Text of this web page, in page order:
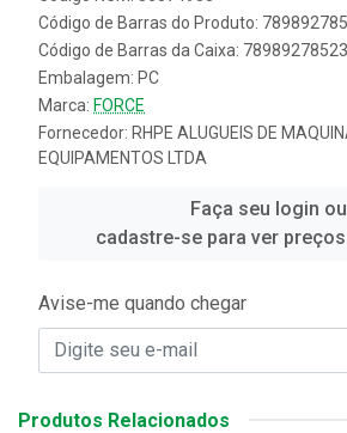
Código de Barras do Produto:
Código de Barras da Caixa:
Embalagem: PC
Marca: FORCE
Fornecedor: RHPE ALUGUEIS DE
EQUIPAMENTOS LTDA
Faça seu login ou
cadastre-se para ver
Avise-me quando chegar
Produtos Relacionados